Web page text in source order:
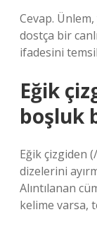
Cevap. Ünlem,
dostça bir
ifadesini
Eğik
boşluk
Eğik çizgiden
dizelerini
Alıntılanan
kelime varsa,